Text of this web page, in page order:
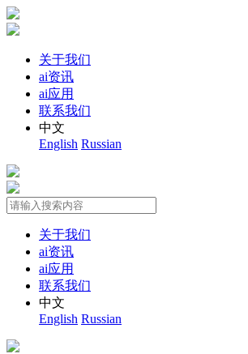
关于我们
ai资讯
ai应用
联系我们
中文
English Russian
关于我们
ai资讯
ai应用
联系我们
中文
English Russian